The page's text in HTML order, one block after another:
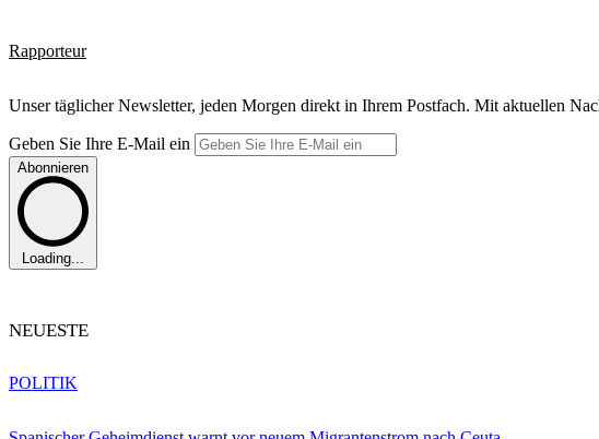
Rapporteur
Unser täglicher Newsletter, jeden Morgen direkt in Ihrem Postfach. Mit aktuellen
Geben Sie Ihre E-Mail ein
Abonnieren
Loading...
NEUESTE
POLITIK